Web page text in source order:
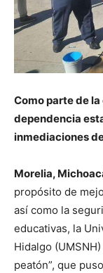
Como parte de la
dependencia
inmediaciones
Morelia,
propósito de
así como la
educativas, la
Hidalgo
peatón”, que